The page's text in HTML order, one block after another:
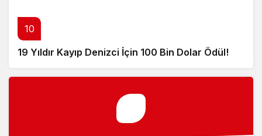
10
19 Yıldır Kayıp Denizci İçin 100 Bin Dolar Ödül!